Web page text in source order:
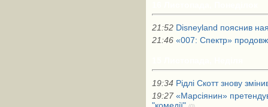
21:52 Disneyland пояснив
21:46 «007: Спектр»
19:34 Рідлі Скотт знову
19:27 «Марсіянин»